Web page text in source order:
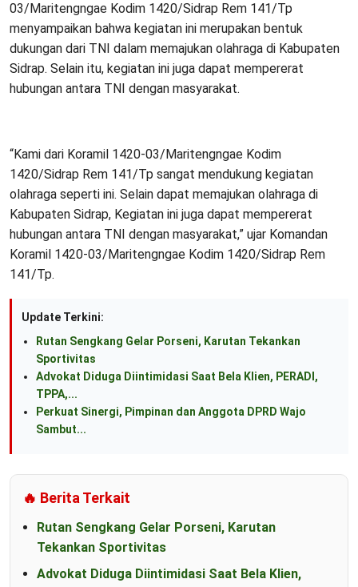
03/Maritengngae Kodim 1420/Sidrap Rem 141/Tp
menyampaikan bahwa kegiatan ini merupakan bentuk
dukungan dari TNI dalam memajukan olahraga di Kabupaten
Sidrap. Selain itu, kegiatan ini juga dapat mempererat
hubungan antara TNI dengan masyarakat.
“Kami dari Koramil 1420-03/Maritengngae Kodim
1420/Sidrap Rem 141/Tp sangat mendukung kegiatan
olahraga seperti ini. Selain dapat memajukan olahraga di
Kabupaten Sidrap, Kegiatan ini juga dapat mempererat
hubungan antara TNI dengan masyarakat,” ujar Komandan
Koramil 1420-03/Maritengngae Kodim 1420/Sidrap Rem
141/Tp.
Update Terkini:
Rutan Sengkang Gelar Porseni, Karutan Tekankan
Sportivitas
Advokat Diduga Diintimidasi Saat Bela Klien, PERADI,
TPPA,...
Perkuat Sinergi, Pimpinan dan Anggota DPRD Wajo
Sambut...
🔥 Berita Terkait
Rutan Sengkang Gelar Porseni, Karutan
Tekankan Sportivitas
Advokat Diduga Diintimidasi Saat Bela Klien,